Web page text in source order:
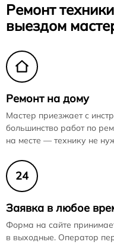
Ремонт техники
выездом
Ремонт на дому
Мастер приезжает с
большинство работ по
на месте — технику не
24
Заявка в любое
Форма на сайте
в выходные. Оператор